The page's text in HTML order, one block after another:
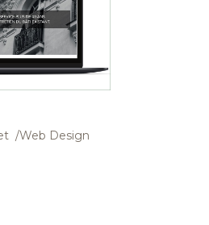
Web Design